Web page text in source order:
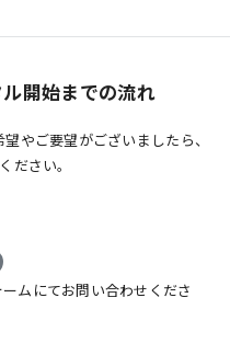
開始までの流れ
やご要望がございましたら、
ださい。
ムにてお問い合わせくださ